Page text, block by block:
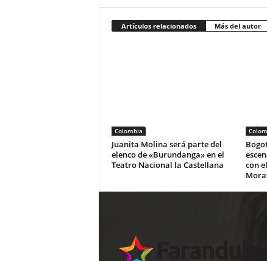
Artículos relacionados Más del autor
Colombia
Juanita Molina será parte del
elenco de «Burundanga» en el
Teatro Nacional la Castellana
con